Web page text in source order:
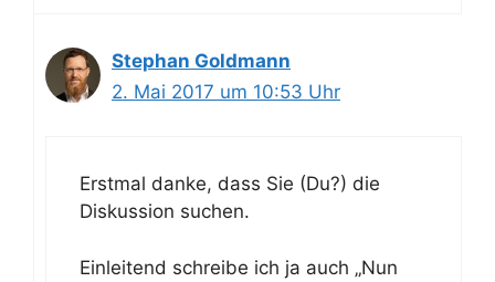
Stephan Goldmann
2. Mai 2017 um 10:53 Uhr
Erstmal danke, dass Sie (Du?) die
Diskussion suchen.
Einleitend schreibe ich ja auch „Nun